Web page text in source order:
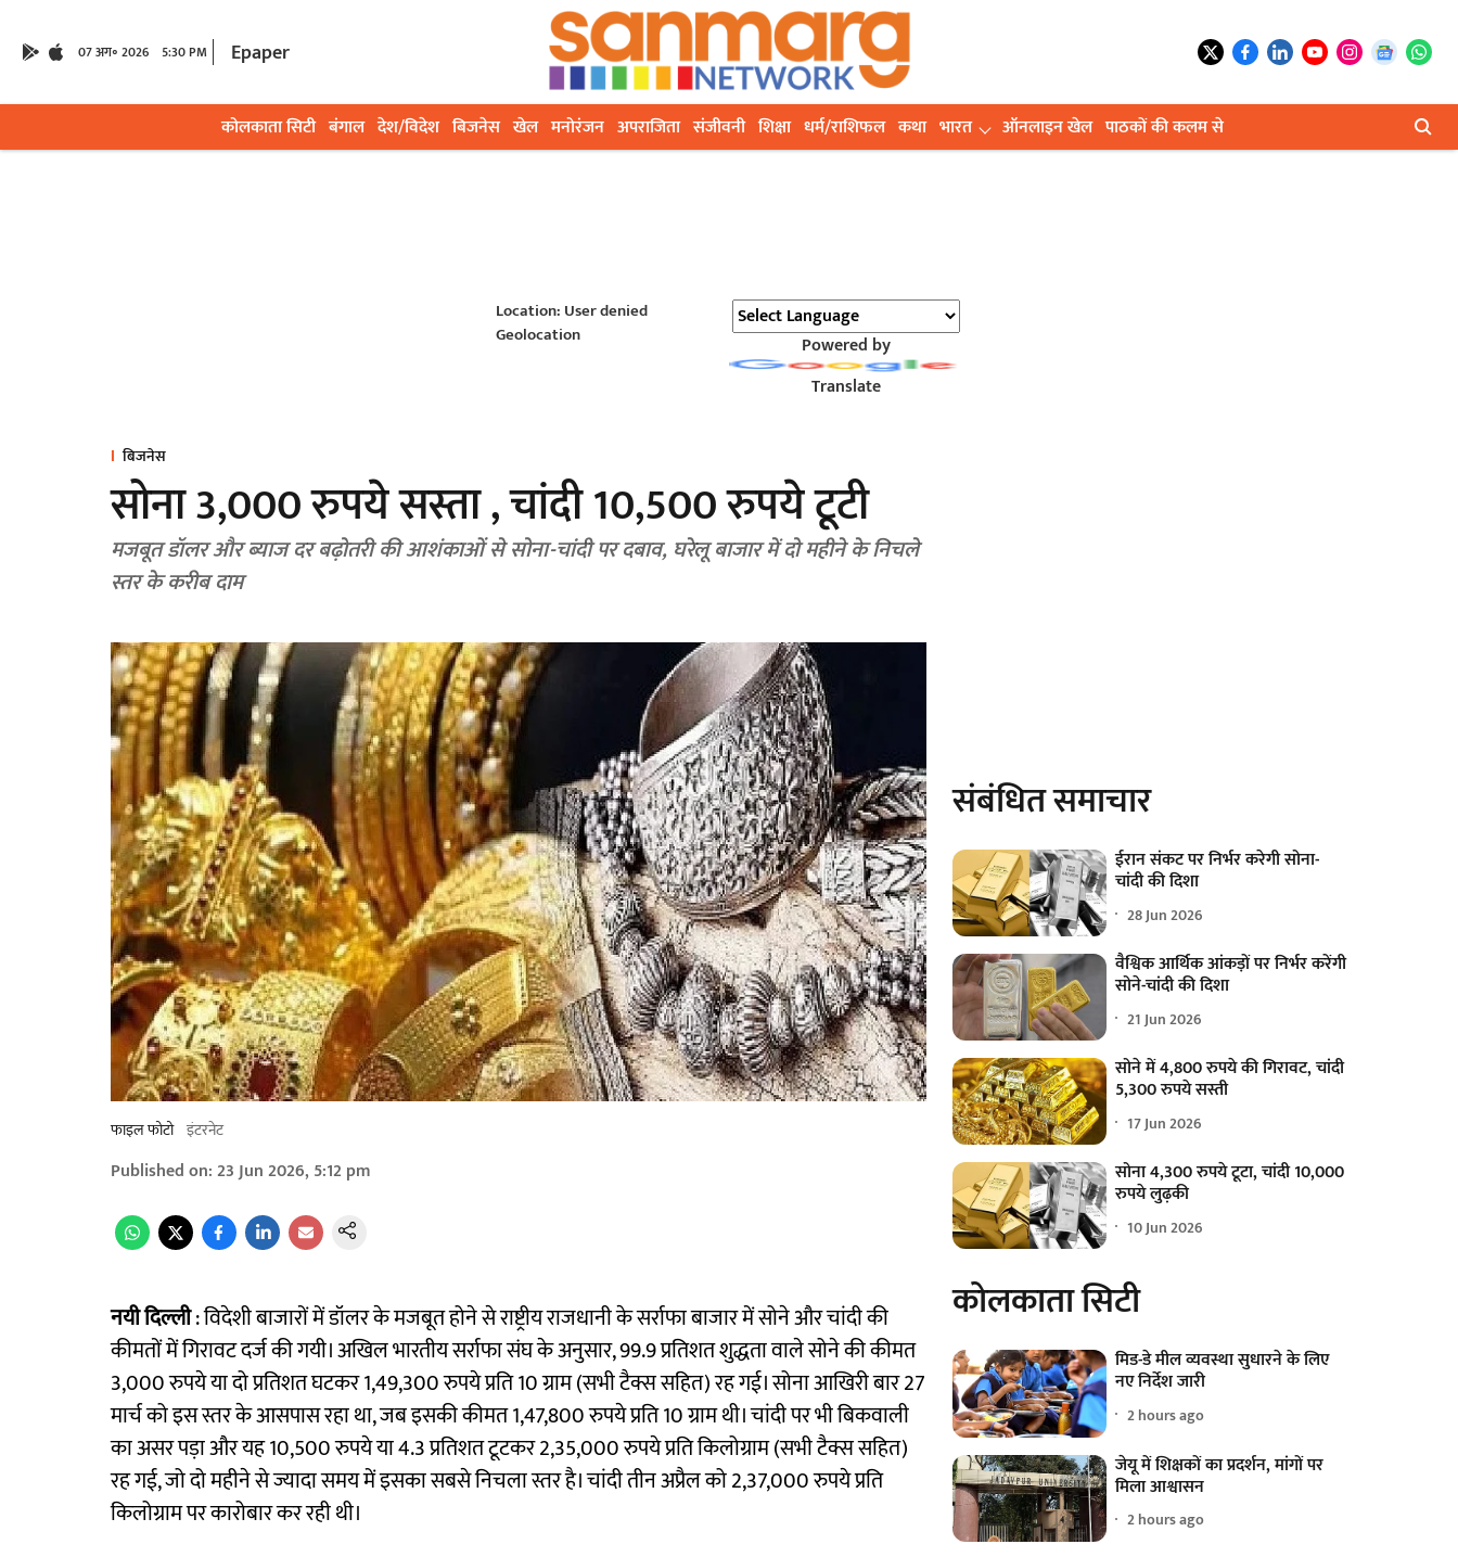
07 अग॰ 2026 5:30 PM Epaper
कोलकाता सिटी बंगाल देश/विदेश बिजनेस खेल मनोरंजन अपराजिता संजीवनी शिक्षा धर्म/राशिफल कथा भारत ऑनलाइन खेल पाठकों की कलम से
Location: User denied
Geolocation
Powered by
Translate
बिजनेस
सोना 3,000 रुपये सस्ता , चांदी 10,500 रुपये टूटी
मजबूत डॉलर और ब्याज दर बढ़ोतरी की आशंकाओं से सोना-चांदी पर दबाव, घरेलू बाजार में दो महीने के निचले
स्तर के करीब दाम
फाइल फोटो इंटरनेट
Published on:23 Jun 2026, 5:12 pm
नयी दिल्ली: विदेशी बाजारों में डॉलर के मजबूत होने से राष्ट्रीय राजधानी के सर्राफा बाजार में सोने और चांदी की
कीमतों में गिरावट दर्ज की गयी। अखिल भारतीय सर्राफा संघ के अनुसार, 99.9 प्रतिशत शुद्धता वाले सोने की कीमत
3,000 रुपये या दो प्रतिशत घटकर 1,49,300 रुपये प्रति 10 ग्राम (सभी टैक्स सहित) रह गई। सोना आखिरी बार 27
मार्च को इस स्तर के आसपास रहा था, जब इसकी कीमत 1,47,800 रुपये प्रति 10 ग्राम थी। चांदी पर भी बिकवाली
का असर पड़ा और यह 10,500 रुपये या 4.3 प्रतिशत टूटकर 2,35,000 रुपये प्रति किलोग्राम (सभी टैक्स सहित)
रह गई, जो दो महीने से ज्यादा समय में इसका सबसे निचला स्तर है। चांदी तीन अप्रैल को 2,37,000 रुपये प्रति
किलोग्राम पर कारोबार कर रही थी।
संबंधित समाचार
ईरान संकट पर निर्भर करेगी सोना-
चांदी की दिशा
28 Jun 2026
वैश्विक आर्थिक आंकड़ों पर निर्भर करेंगी
सोने-चांदी की दिशा
21 Jun 2026
सोने में 4,800 रुपये की गिरावट, चांदी
5,300 रुपये सस्ती
17 Jun 2026
सोना 4,300 रुपये टूटा, चांदी 10,000
रुपये लुढ़की
10 Jun 2026
कोलकाता सिटी
मिड-डे मील व्यवस्था सुधारने के लिए
नए निर्देश जारी
2 hours ago
जेयू में शिक्षकों का प्रदर्शन, मांगों पर
मिला आश्वासन
2 hours ago